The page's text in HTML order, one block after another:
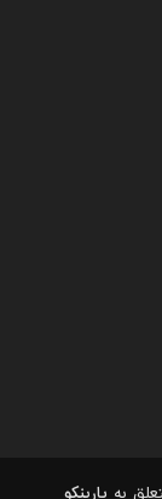
به بارینکو